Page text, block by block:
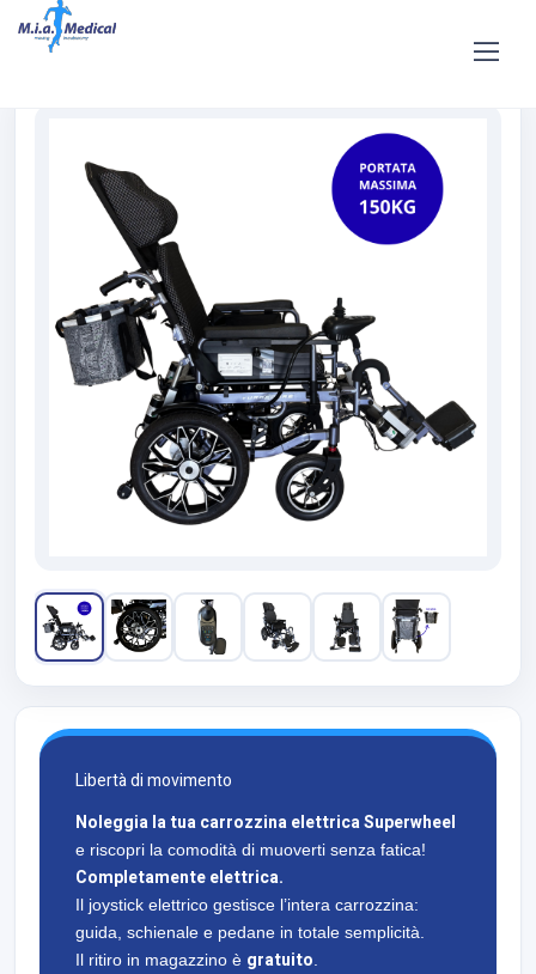
Home Shop
Superwheel
Libertà di movimento
Noleggia la tua carrozzina elettrica Superwheel
e riscopri la comodità di muoverti senza fatica!
Completamente elettrica.
Il joystick elettrico gestisce l’intera carrozzina:
guida, schienale e pedane in totale semplicità.
Il ritiro in magazzino è gratuito